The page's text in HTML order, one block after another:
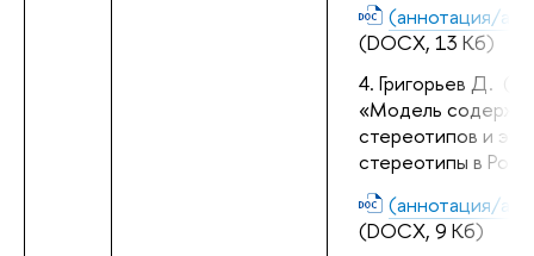
(аннотация/
(DOCX, 13 Кб)
Григорьев Д.
«Модель
стереотипов и
стереотипы в
(аннотация/
(DOCX, 9 Кб)